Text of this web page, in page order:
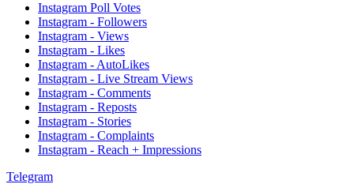
Instagram Poll Votes
Instagram - Followers
Instagram - Views
Instagram - Likes
Instagram - AutoLikes
Instagram - Live Stream Views
Instagram - Comments
Instagram - Reposts
Instagram - Stories
Instagram - Complaints
Instagram - Reach + Impressions
Telegram